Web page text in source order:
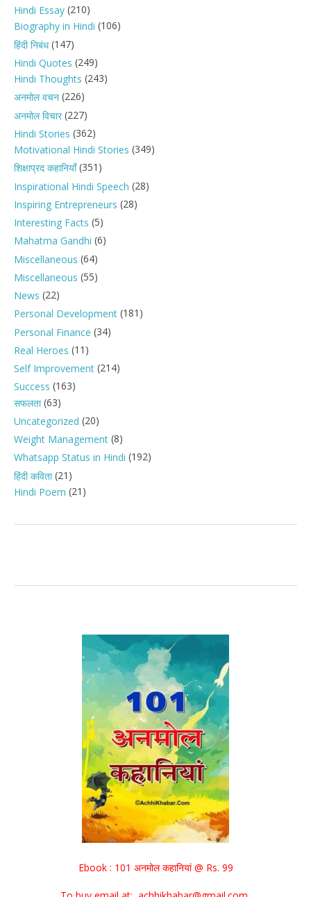
Hindi Essay (210)
Biography in Hindi (106)
हिंदी निबंध(147)
Hindi Quotes (249)
Hindi Thoughts (243)
अनमोल वचन (226)
अनमोल विचार(227)
Hindi Stories (362)
Motivational Hindi Stories (349)
शिक्षाप्रद कहानियाँ(351)
Inspirational Hindi Speech (28)
Inspiring Entrepreneurs (28)
Interesting Facts (5)
Mahatma Gandhi (6)
Miscellaneous (64)
Miscellaneous (55)
News (22)
Personal Development (181)
Personal Finance (34)
Real Heroes (11)
Self Improvement (214)
Success (163)
सफलता(63)
Uncategorized (20)
Weight Management (8)
Whatsapp Status in Hindi (192)
हिंदी कविता(21)
Hindi Poem (21)
Ebook : 101 अनमोल कहानियां @ Rs. 99